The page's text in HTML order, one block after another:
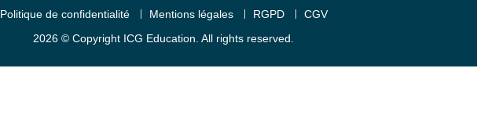
Politique de confidentialité Mentions légales RGPD CGV